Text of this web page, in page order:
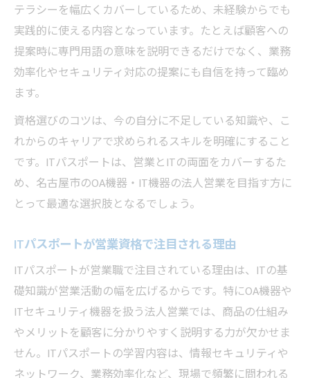
テラシーを幅広くカバーしているため、未経験からでも
実践的に使える内容となっています。たとえば顧客への
提案時に専門用語の意味を説明できるだけでなく、業務
効率化やセキュリティ対応の提案にも自信を持って臨め
ます。
資格選びのコツは、今の自分に不足している知識や、こ
れからのキャリアで求められるスキルを明確にすること
です。ITパスポートは、営業とITの両面をカバーするた
め、名古屋市のOA機器・IT機器の法人営業を目指す方に
とって最適な選択肢となるでしょう。
ITパスポートが営業資格で注目される理由
ITパスポートが営業職で注目されている理由は、ITの基
礎知識が営業活動の幅を広げるからです。特にOA機器や
ITセキュリティ機器を扱う法人営業では、商品の仕組み
やメリットを顧客に分かりやすく説明する力が欠かせま
せん。ITパスポートの学習内容は、情報セキュリティや